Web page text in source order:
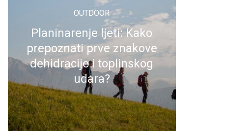
OUTDOOR
Planinarenje ljeti: Kako
prepoznati prve znakove
dehidracije i toplinskog
udara?